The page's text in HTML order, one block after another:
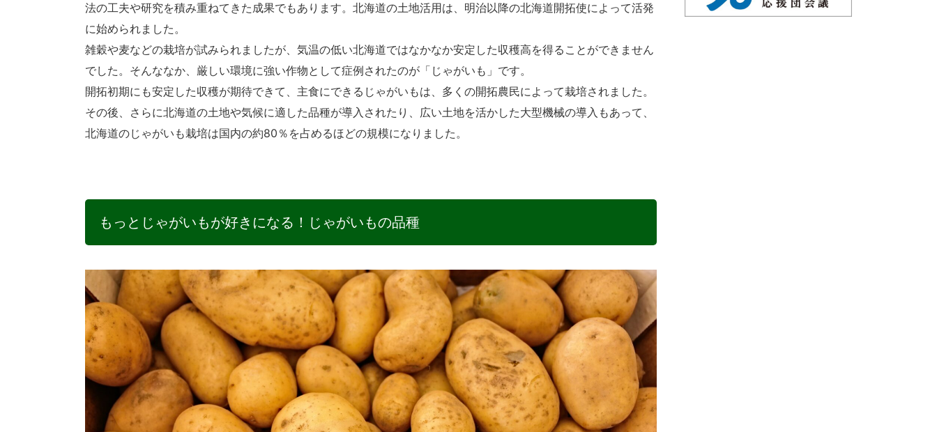
法の工夫や研究を積み重ねてきた成果でもあります。北海道の土地活用は、明治以降の北海道開拓使によって活発
に始められました。
雑穀や麦などの栽培が試みられましたが、気温の低い北海道ではなかなか安定した収穫高を得ることができません
でした。そんななか、厳しい環境に強い作物として症例されたのが「じゃがいも」です。
開拓初期にも安定した収穫が期待できて、主食にできるじゃがいもは、多くの開拓農民によって栽培されました。
その後、さらに北海道の土地や気候に適した品種が導入されたり、広い土地を活かした大型機械の導入もあって、
北海道のじゃがいも栽培は国内の約80％を占めるほどの規模になりました。
もっとじゃがいもが好きになる！じゃがいもの品種